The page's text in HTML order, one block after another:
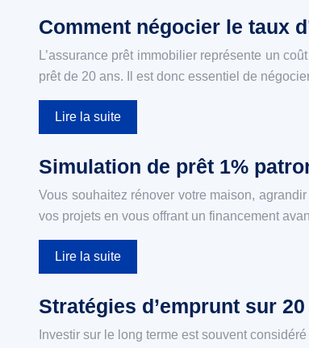
Comment négocier le taux
L’assurance prêt immobilier représente un
prêt de 20 ans. Il est donc essentiel de
Lire la suite
Simulation de prêt 1%
Vous souhaitez rénover votre maison,
vos projets en vous offrant un financement
Lire la suite
Stratégies d’emprunt sur
Investir sur le long terme est souvent